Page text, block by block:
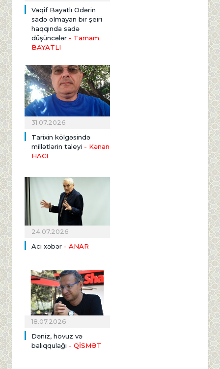
Vaqif Bayatlı Odərin
sadə olmayan bir şeiri
haqqında sadə
düşüncələr - Tamam
BAYATLI
31.07.2026
Tarixin kölgəsində
millətlərin taleyi - Kənan
HACI
24.07.2026
Acı xəbər - ANAR
18.07.2026
Dəniz, hovuz və
balıqqulağı - QİSMƏT